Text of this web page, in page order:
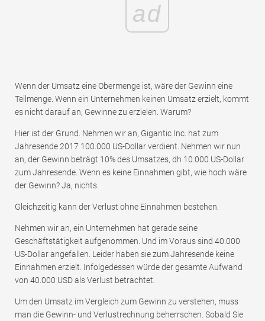
ad
Wenn der Umsatz eine Obermenge ist, wäre der Gewinn eine
Teilmenge. Wenn ein Unternehmen keinen Umsatz erzielt, kommt
es nicht darauf an, Gewinne zu erzielen. Warum?
Hier ist der Grund. Nehmen wir an, Gigantic Inc. hat zum
Jahresende 2017 100.000 US-Dollar verdient. Nehmen wir nun
an, der Gewinn beträgt 10% des Umsatzes, dh 10.000 US-Dollar
zum Jahresende. Wenn es keine Einnahmen gibt, wie hoch wäre
der Gewinn? Ja, nichts.
Gleichzeitig kann der Verlust ohne Einnahmen bestehen.
Nehmen wir an, ein Unternehmen hat gerade seine
Geschäftstätigkeit aufgenommen. Und im Voraus sind 40.000
US-Dollar angefallen. Leider haben sie zum Jahresende keine
Einnahmen erzielt. Infolgedessen würde der gesamte Aufwand
von 40.000 USD als Verlust betrachtet.
Um den Umsatz im Vergleich zum Gewinn zu verstehen, muss
man die Gewinn- und Verlustrechnung beherrschen. Sobald Sie